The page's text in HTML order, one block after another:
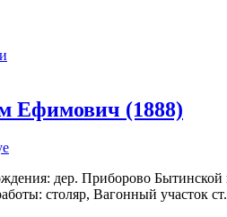
Ефимович (1888)
дер. Приборово
столяр, Вагонный участок